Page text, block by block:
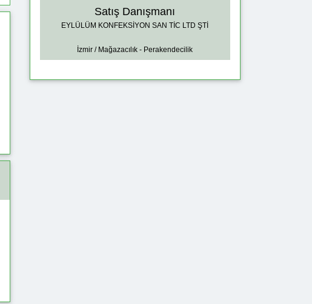
Satış Danışmanı
EYLÜLÜM KONFEKSİYON SAN TİC LTD ŞTİ
İzmir / Mağazacılık - Perakendecilik